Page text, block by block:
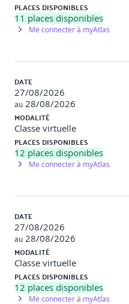
PLACES DISPONIBLES
11 places disponibles
Me connecter à myAtlas
DATE
27/08/2026
au 28/08/2026
MODALITÉ
Classe virtuelle
PLACES DISPONIBLES
12 places disponibles
Me connecter à myAtlas
DATE
27/08/2026
au 28/08/2026
MODALITÉ
Classe virtuelle
PLACES DISPONIBLES
12 places disponibles
Me connecter à myAtlas